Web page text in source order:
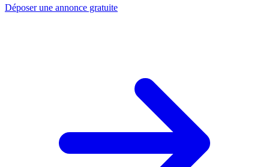
Déposer une annonce gratuite